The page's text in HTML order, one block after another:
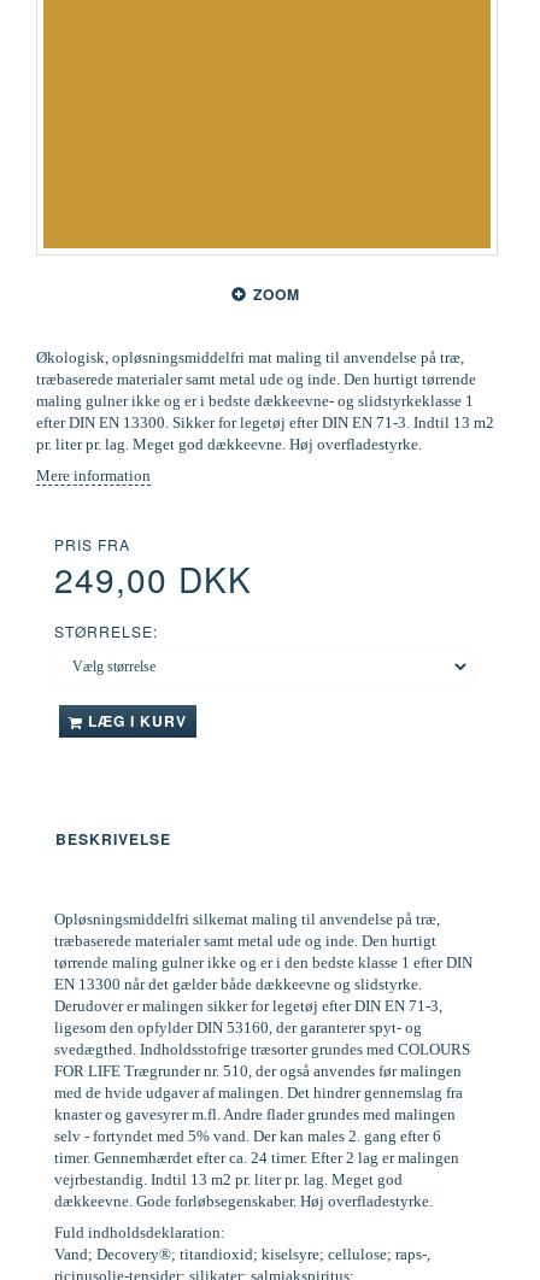
ZOOM
Økologisk, opløsningsmiddelfri mat maling til anvendelse på træ,
træbaserede materialer samt metal ude og inde. Den hurtigt tørrende
maling gulner ikke og er i bedste dækkeevne- og slidstyrkeklasse 1
efter DIN EN 13300. Sikker for legetøj efter DIN EN 71-3. Indtil 13 m2
pr. liter pr. lag. Meget god dækkeevne. Høj overfladestyrke.
Mere information
PRIS FRA
249,00 DKK
STØRRELSE:
LÆG I KURV
BESKRIVELSE
Opløsningsmiddelfri silkemat maling til anvendelse på træ,
træbaserede materialer samt metal ude og inde. Den hurtigt
tørrende maling gulner ikke og er i den bedste klasse 1 efter DIN
EN 13300 når det gælder både dækkeevne og slidstyrke.
Derudover er malingen sikker for legetøj efter DIN EN 71-3,
ligesom den opfylder DIN 53160, der garanterer spyt- og
svedægthed. Indholdsstofrige træsorter grundes med COLOURS
FOR LIFE Trægrunder nr. 510, der også anvendes før malingen
med de hvide udgaver af malingen. Det hindrer gennemslag fra
knaster og gavesyrer m.fl. Andre flader grundes med malingen
selv - fortyndet med 5% vand. Der kan males 2. gang efter 6
timer. Gennemhærdet efter ca. 24 timer. Efter 2 lag er malingen
vejrbestandig. Indtil 13 m2 pr. liter pr. lag. Meget god
dækkeevne. Gode forløbsegenskaber. Høj overfladestyrke.
Fuld indholdsdeklaration:
Vand; Decovery®; titandioxid; kiselsyre; cellulose; raps-,
ricinusolie-tensider; silikater; salmiakspiritus;